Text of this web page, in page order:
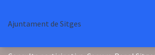
Ajuntament de Sitges